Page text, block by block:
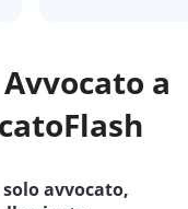
a
solo avvocato,